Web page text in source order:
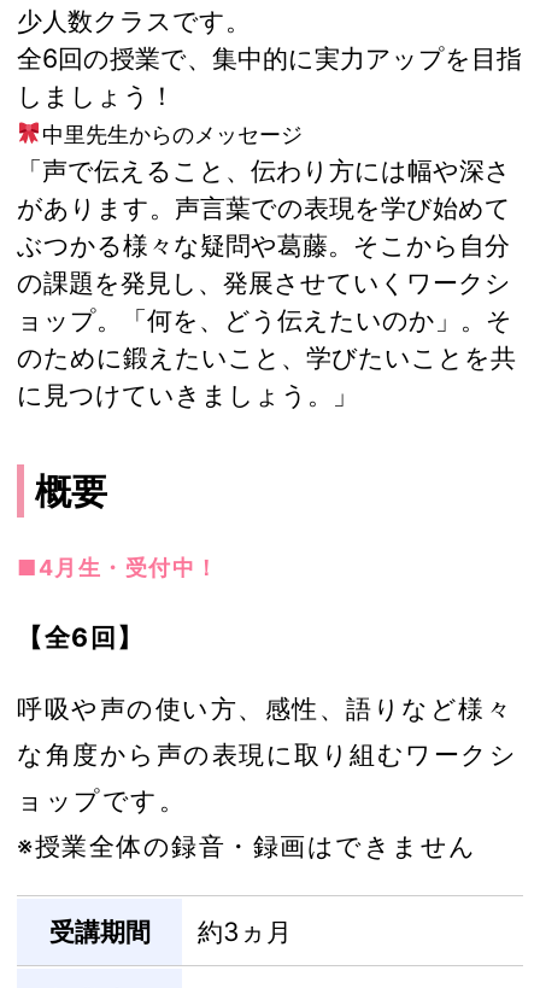
少人数クラスです。
全6回の授業で、集中的に実力アップを目指
しましょう！
中里先生からのメッセージ
「声で伝えること、伝わり方には幅や深さ
があります。声言葉での表現を学び始めて
ぶつかる様々な疑問や葛藤。そこから自分
の課題を発見し、発展させていくワークシ
ョップ。「何を、どう伝えたいのか」。そ
のために鍛えたいこと、学びたいことを共
に見つけていきましょう。」
概要
■4月生・受付中！
【全6回】
呼吸や声の使い方、感性、語りなど様々
な角度から声の表現に取り組むワークシ
ョップです。
※授業全体の録音・録画はできません
受講期間 約3ヵ月